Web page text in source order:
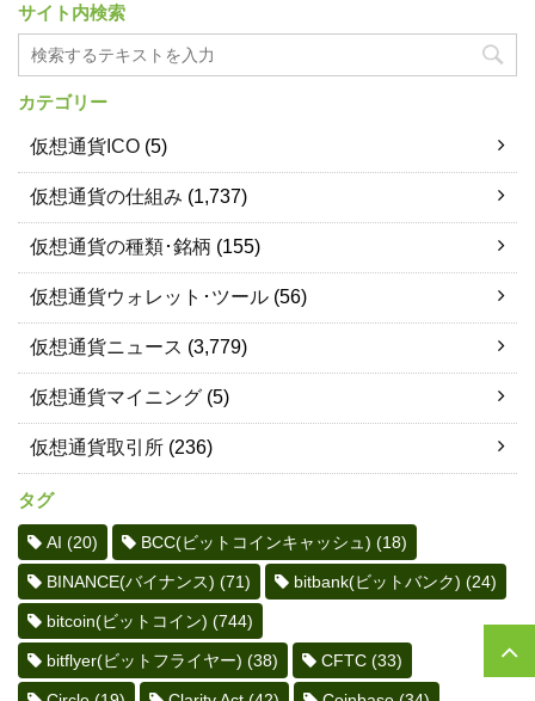
サイト内検索
カテゴリー
仮想通貨ICO (5)
仮想通貨の仕組み (1,737)
仮想通貨の種類･銘柄 (155)
仮想通貨ウォレット･ツール (56)
仮想通貨ニュース (3,779)
仮想通貨マイニング (5)
仮想通貨取引所 (236)
タグ
AI (20) BCC(ビットコインキャッシュ) (18)
BINANCE(バイナンス) (71) bitbank(ビットバンク) (24)
bitcoin(ビットコイン) (744)
bitflyer(ビットフライヤー) (38) CFTC (33)